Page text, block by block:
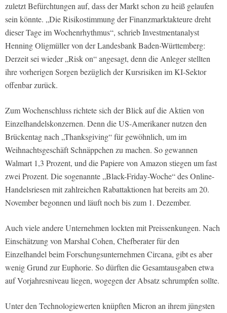
zuletzt Befürchtungen auf, dass der Markt schon zu heiß gelaufen
sein könnte. „Die Risikostimmung der Finanzmarktakteure dreht
dieser Tage im Wochenrhythmus“, schrieb Investmentanalyst
Henning Oligmüller von der Landesbank Baden-Württemberg:
Derzeit sei wieder „Risk on“ angesagt, denn die Anleger stellten
ihre vorherigen Sorgen bezüglich der Kursrisiken im KI-Sektor
offenbar zurück.
Zum Wochenschluss richtete sich der Blick auf die Aktien von
Einzelhandelskonzernen. Denn die US-Amerikaner nutzen den
Brückentag nach „Thanksgiving“ für gewöhnlich, um im
Weihnachtsgeschäft Schnäppchen zu machen. So gewannen
Walmart 1,3 Prozent, und die Papiere von Amazon stiegen um fast
zwei Prozent. Die sogenannte „Black-Friday-Woche“ des Online-
Handelsriesen mit zahlreichen Rabattaktionen hat bereits am 20.
November begonnen und läuft noch bis zum 1. Dezember.
Auch viele andere Unternehmen lockten mit Preissenkungen. Nach
Einschätzung von Marshal Cohen, Chefberater für den
Einzelhandel beim Forschungsunternehmen Circana, gibt es aber
wenig Grund zur Euphorie. So dürften die Gesamtausgaben etwa
auf Vorjahresniveau liegen, wogegen der Absatz schrumpfen sollte.
Unter den Technologiewerten knüpften Micron an ihrem jüngsten